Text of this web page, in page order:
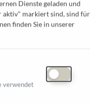
Dienste geladen und
aktiv" markiert sind, sind für
finden Sie in unserer
verwendet